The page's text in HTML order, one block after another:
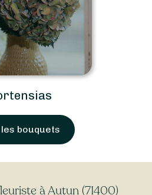
bouquets
à Autun (71400)